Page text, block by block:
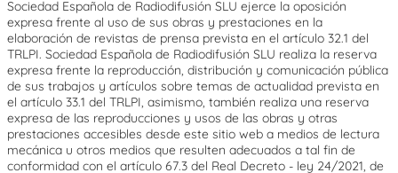
Sociedad Española de Radiodifusión SLU ejerce la oposición
expresa frente al uso de sus obras y prestaciones en la
elaboración de revistas de prensa prevista en el artículo 32.1 del
TRLPI. Sociedad Española de Radiodifusión SLU realiza la reserva
expresa frente la reproducción, distribución y comunicación pública
de sus trabajos y artículos sobre temas de actualidad prevista en
el artículo 33.1 del TRLPI, asimismo, también realiza una reserva
expresa de las reproducciones y usos de las obras y otras
prestaciones accesibles desde este sitio web a medios de lectura
mecánica u otros medios que resulten adecuados a tal fin de
conformidad con el artículo 67.3 del Real Decreto - ley 24/2021, de